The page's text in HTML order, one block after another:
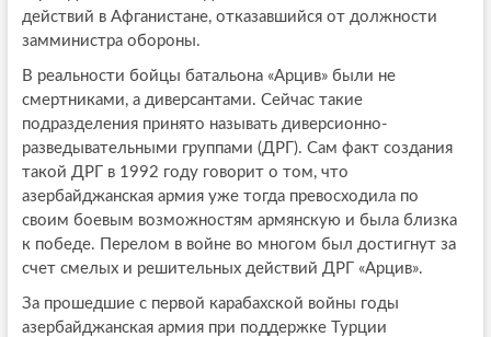
действий в Афганистане, отказавшийся от должности
замминистра обороны.
В реальности бойцы батальона «Арцив» были не
смертниками, а диверсантами. Сейчас такие
подразделения принято называть диверсионно-
разведывательными группами (ДРГ). Сам факт создания
такой ДРГ в 1992 году говорит о том, что
азербайджанская армия уже тогда превосходила по
своим боевым возможностям армянскую и была близка
к победе. Перелом в войне во многом был достигнут за
счет смелых и решительных действий ДРГ «Арцив».
За прошедшие с первой карабахской войны годы
азербайджанская армия при поддержке Турции